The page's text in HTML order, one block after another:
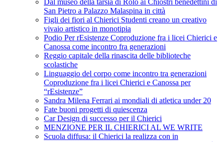
Dal museo della tarsia di Rolo ai Chiostri benedettini di
San Pietro a Palazzo Malaspina in città
Figli dei fiori al Chierici Studenti creano un creativo
vivaio artistico in monotipia
Podio Per rEsistenze Coproduzione fra i licei Chierici e
Canossa come incontro fra generazioni
Reggio capitale della rinascita delle biblioteche
scolastiche
Linguaggio del corpo come incontro tra generazioni
Coproduzione fra i licei Chierici e Canossa per
“rEsistenze”
Sandra Milena Ferrari ai mondiali di atletica under 20
Fate buoni progetti di quiescenza
Car Design di successo per il Chierici
MENZIONE PER IL CHIERICI AL WE WRITE
Scuola diffusa: il Chierici la realizza con in